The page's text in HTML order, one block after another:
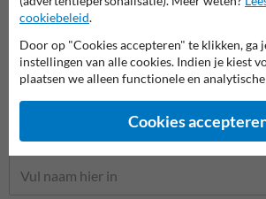
Stel je vraag aan Veiligheidsbord.nl
Naam*
cookiebeleid.
Door op "Cookies accepteren" te klikken, ga
instellingen van alle cookies. Indien je kiest
plaatsen we alleen functionele en
Cookies